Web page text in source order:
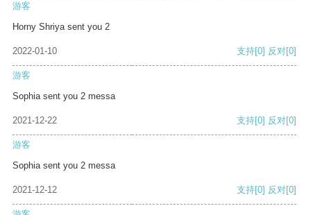
游客
Horny Shriya sent you 2
2022-01-10 支持[0] 反对[0]
游客
Sophia sent you 2 messa
2021-12-22 支持[0] 反对[0]
游客
Sophia sent you 2 messa
2021-12-12 支持[0] 反对[0]